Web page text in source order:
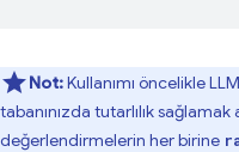
Not:Kullanımı öncelikle
tabanınızda tutarlılık sağlamak
değerlendirmelerin her birine